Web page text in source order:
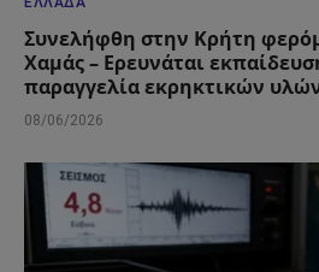
Συνελήφθη στην Κρήτη
Χαμάς – Ερευνάται
παραγγελία εκρηκτικών
08/06/2026